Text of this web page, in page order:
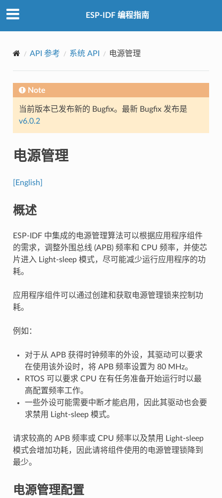
ESP-IDF 编程指南
API 参考 系统 API 电源管理
Note
当前版本已发布新的 Bugfix。最新 Bugfix 发布是
v6.0.2
电源管理
[English]
概述
ESP-IDF 中集成的电源管理算法可以根据应用程序组件
的需求，调整外围总线 (APB) 频率和 CPU 频率，并使芯
片进入 Light-sleep 模式，尽可能减少运行应用程序的功
耗。
应用程序组件可以通过创建和获取电源管理锁来控制功
耗。
例如：
对于从 APB 获得时钟频率的外设，其驱动可以要求
在使用该外设时，将 APB 频率设置为 80 MHz。
RTOS 可以要求 CPU 在有任务准备开始运行时以最
高配置频率工作。
一些外设可能需要中断才能启用，因此其驱动也会要
求禁用 Light-sleep 模式。
请求较高的 APB 频率或 CPU 频率以及禁用 Light-sleep
模式会增加功耗，因此请将组件使用的电源管理锁降到
最少。
电源管理配置